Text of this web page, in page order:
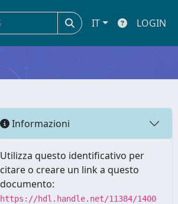
IT LOGIN
Informazioni
Utilizza questo identificativo per
citare o creare un link a questo
documento:
https://hdl.handle.net/11384/1400